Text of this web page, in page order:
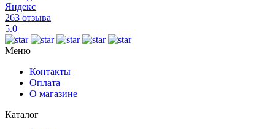
Яндекс
263 отзыва
5.0
Меню
Контакты
Оплата
О магазине
Каталог